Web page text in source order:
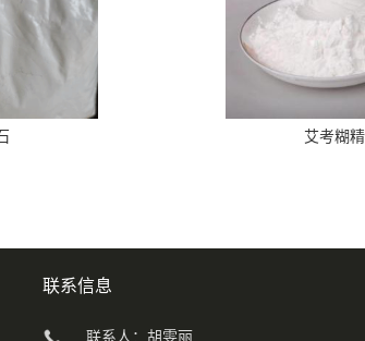
艾考糊精
联系信息
联系人：胡雯丽